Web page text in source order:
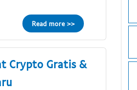
Read more >>
Crypto Gratis &